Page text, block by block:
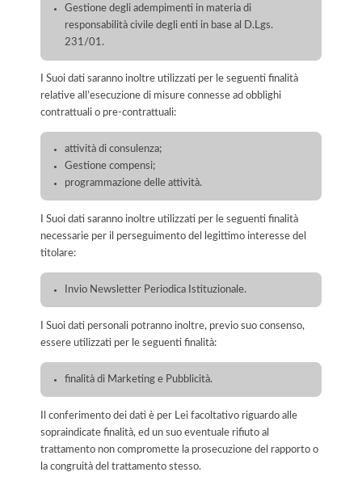
Gestione degli adempimenti in materia di
responsabilità civile degli enti in base al D.Lgs.
231/01.
I Suoi dati saranno inoltre utilizzati per le seguenti finalità
relative all’esecuzione di misure connesse ad obblighi
contrattuali o pre-contrattuali:
attività di consulenza;
Gestione compensi;
programmazione delle attività.
I Suoi dati saranno inoltre utilizzati per le seguenti finalità
necessarie per il perseguimento del legittimo interesse del
titolare:
Invio Newsletter Periodica Istituzionale.
I Suoi dati personali potranno inoltre, previo suo consenso,
essere utilizzati per le seguenti finalità:
finalità di Marketing e Pubblicità.
Il conferimento dei dati è per Lei facoltativo riguardo alle
sopraindicate finalità, ed un suo eventuale rifiuto al
trattamento non compromette la prosecuzione del rapporto o
la congruità del trattamento stesso.